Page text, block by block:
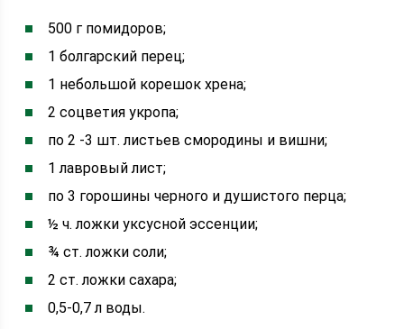
500 г помидоров;
1 болгарский перец;
1 небольшой корешок хрена;
2 соцветия укропа;
по 2 -3 шт. листьев смородины и вишни;
1 лавровый лист;
по 3 горошины черного и душистого перца;
½ ч. ложки уксусной эссенции;
¾ ст. ложки соли;
2 ст. ложки сахара;
0,5-0,7 л воды.